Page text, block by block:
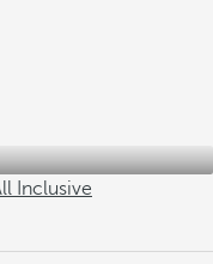
Inclusive